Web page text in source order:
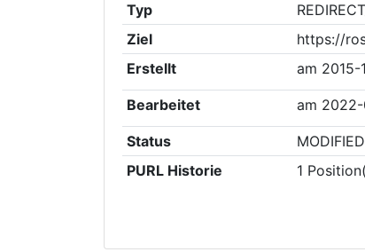
Typ
Ziel
https://
Erstellt
am 2015-
Bearbeitet am
Status
MODIFIED
PURL Historie
1